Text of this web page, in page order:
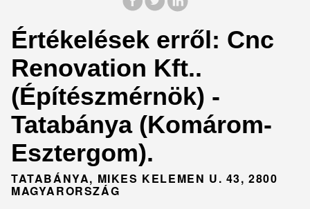
Értékelések erről: Cnc
Renovation Kft..
(Építészmérnök) -
Tatabánya (Komárom-
Esztergom).
TATABÁNYA, MIKES KELEMEN U. 43, 2800
MAGYARORSZÁG